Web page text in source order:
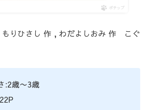
ポチップ
もりひさし 作 , わだよしおみ 作 こぐ
:2歳〜3歳